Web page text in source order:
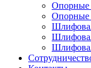
Опорные
Опорные